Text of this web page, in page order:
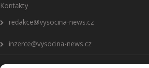
Kontakty
redakce@vysocina-news.cz
inzerce@vysocina-news.cz